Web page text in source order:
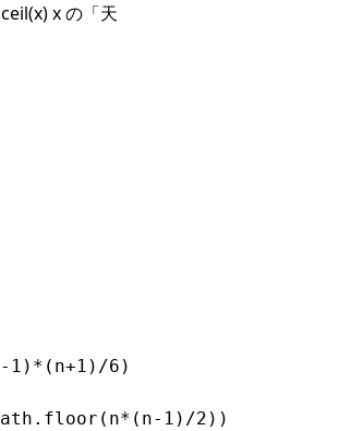
x の「天
1)*(n+1)/6)
1)/2))